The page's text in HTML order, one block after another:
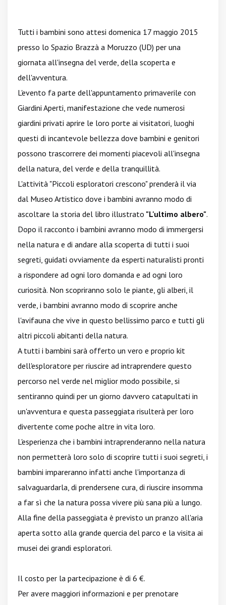
Tutti i bambini sono attesi domenica 17 maggio 2015
presso lo Spazio Brazzà a Moruzzo (UD) per una
giornata all'insegna del verde, della scoperta e
dell'avventura.
L'evento fa parte dell'appuntamento primaverile con
Giardini Aperti, manifestazione che vede numerosi
giardini privati aprire le loro porte ai visitatori, luoghi
questi di incantevole bellezza dove bambini e genitori
possono trascorrere dei momenti piacevoli all'insegna
della natura, del verde e della tranquillità.
L'attività "Piccoli esploratori crescono" prenderà il via
dal Museo Artistico dove i bambini avranno modo di
ascoltare la storia del libro illustrato "L'ultimo albero".
Dopo il racconto i bambini avranno modo di immergersi
nella natura e di andare alla scoperta di tutti i suoi
segreti, guidati ovviamente da esperti naturalisti pronti
a rispondere ad ogni loro domanda e ad ogni loro
curiosità. Non scopriranno solo le piante, gli alberi, il
verde, i bambini avranno modo di scoprire anche
l'avifauna che vive in questo bellissimo parco e tutti gli
altri piccoli abitanti della natura.
A tutti i bambini sarà offerto un vero e proprio kit
dell'esploratore per riuscire ad intraprendere questo
percorso nel verde nel miglior modo possibile, si
sentiranno quindi per un giorno davvero catapultati in
un'avventura e questa passeggiata risulterà per loro
divertente come poche altre in vita loro.
L'esperienza che i bambini intraprenderanno nella natura
non permetterà loro solo di scoprire tutti i suoi segreti, i
bambini impareranno infatti anche l'importanza di
salvaguardarla, di prendersene cura, di riuscire insomma
a far sì che la natura possa vivere più sana più a lungo.
Alla fine della passeggiata è previsto un pranzo all'aria
aperta sotto alla grande quercia del parco e la visita ai
musei dei grandi esploratori.
Il costo per la partecipazione è di 6 €.
Per avere maggiori informazioni e per prenotare